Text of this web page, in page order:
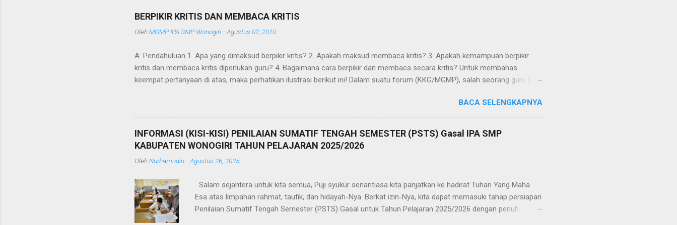
g
o
n
t
a
BERPIKIR KRITIS DAN MEMBACA KRITIS
OlehMGMP IPA SMP Wonogiri -Agustus 02, 2010
A. Pendahuluan 1. Apa yang dimaksud berpikir kritis? 2. Apakah maksud membaca kritis? 3. Apakah kemampuan berpikir
kritis dan membaca kritis diperlukan guru? 4. Bagaimana cara berpikir dan membaca secara kritis? Untuk membahas
keempat pertanyaan di atas, maka perhatikan ilustrasi berikut ini! Dalam suatu forum (KKG/MGMP), salah seorang guru baru
menjelaskan bahwa menurut pemakalah dalam seminar tersebut, metode Jigsaw merupakan metode yang ampuh dan
telah diterapkan di Eropa. Dengan menggunakan metode tersebut para siswa menjadi aktif dan kompetensi belajar siswa
tercapai dengan baik. Guru tersebut menyarankan para guru menggunakannya. Untuk menguatkan sarannya, guru tersebut
melampirkan langkah atau tahapan menerapkan metode Jigsaw . Berdasarkan ilustrasi di atas, bagaimana sikap Anda yang
kebetulan menjadi peserta dalam forum KKG/MGMP tersebut? Apakah menerima...
BACA SELENGKAPNYA
INFORMASI (KISI-KISI) PENILAIAN SUMATIF TENGAH SEMESTER (PSTS) Gasal IPA SMP
KABUPATEN WONOGIRI TAHUN PELAJARAN 2025/2026
OlehNurhamudin -Agustus 26, 2025
Salam sejahtera untuk kita semua, Puji syukur senantiasa kita panjatkan ke hadirat Tuhan Yang Maha
Esa atas limpahan rahmat, taufik, dan hidayah-Nya. Berkat izin-Nya, kita dapat memasuki tahap persiapan
Penilaian Sumatif Tengah Semester (PSTS) Gasal untuk Tahun Pelajaran 2025/2026 dengan penuh